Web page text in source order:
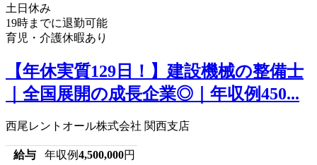
土日休み
19時までに退勤可能
育児・介護休暇あり
【年休実質129日！】建設機械の整備士
｜全国展開の成長企業◎｜年収例450...
西尾レントオール株式会社 関西支店
給与 年収例4,500,000円